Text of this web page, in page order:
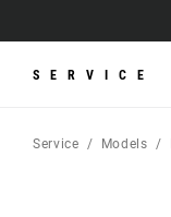
SERVICE
Service Models